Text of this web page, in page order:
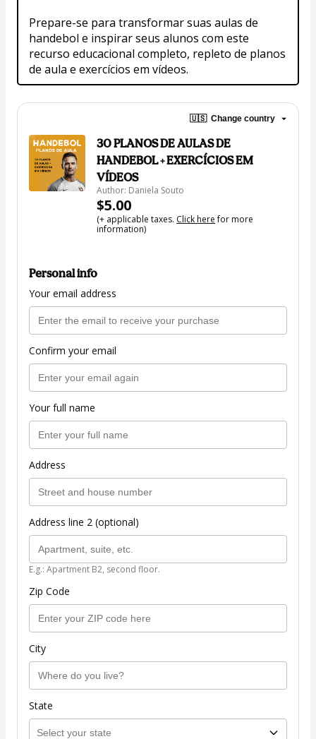
Prepare-se para transformar suas aulas de
handebol e inspirar seus alunos com este
recurso educacional completo, repleto de planos
de aula e exercícios em vídeos.
🇺🇸 Change country
30 PLANOS DE AULAS DE
HANDEBOL + EXERCÍCIOS EM
VÍDEOS
Author: Daniela Souto
$5.00
(+ applicable taxes. Click herefor more
information)
Personal info
Your email address
Confirm your email
Your full name
Address
Address line 2 (optional)
E.g.: Apartment B2, second floor.
Zip Code
City
State